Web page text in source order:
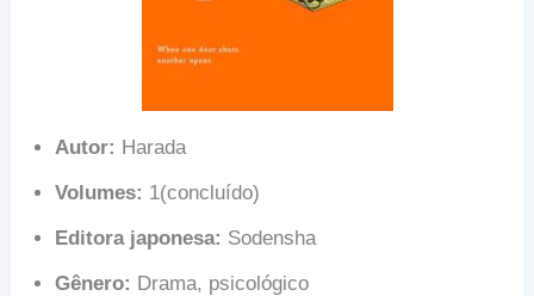
Autor: Harada
Volumes: 1(concluído)
Editora japonesa: Sodensha
Gênero: Drama, psicológico